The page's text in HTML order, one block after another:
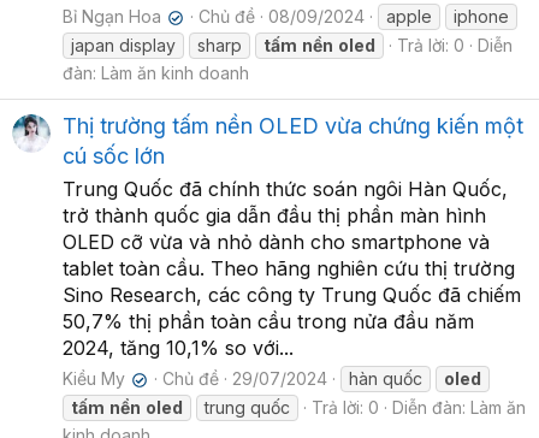
Bỉ Ngạn Hoa ✔ Chủ đề 08/09/2024 apple
iphone
japan display
sharp tấm nền oled Trả lời: 0
Diễn
đàn: Làm ăn kinh doanh
Thị trường tấm nền OLED vừa chứng kiến một
cú sốc lớn
Trung Quốc đã chính thức soán ngôi Hàn Quốc,
trở thành quốc gia dẫn đầu thị phần màn hình
OLED cỡ vừa và nhỏ dành cho smartphone và
tablet toàn cầu. Theo hãng nghiên cứu thị trường
Sino Research, các công ty Trung Quốc đã chiếm
50,7% thị phần toàn cầu trong nửa đầu năm
2024, tăng 10,1% so với...
Kiều My ✔ Chủ đề 29/07/2024 hàn quốc
oled
tấm nền oled trung quốc Trả lời: 0 Diễn đàn: Làm ăn